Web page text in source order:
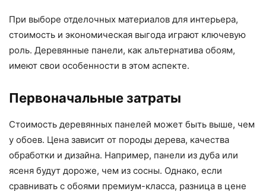
При выборе отделочных материалов для интерьера,
стоимость и экономическая выгода играют ключевую
роль. Деревянные панели, как альтернатива обоям,
имеют свои особенности в этом аспекте.
Первоначальные затраты
Стоимость деревянных панелей может быть выше, чем
у обоев. Цена зависит от породы дерева, качества
обработки и дизайна. Например, панели из дуба или
ясеня будут дороже, чем из сосны. Однако, если
сравнивать с обоями премиум-класса, разница в цене